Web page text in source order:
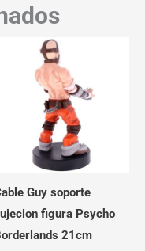
Guy soporte
figura Psycho
21cm